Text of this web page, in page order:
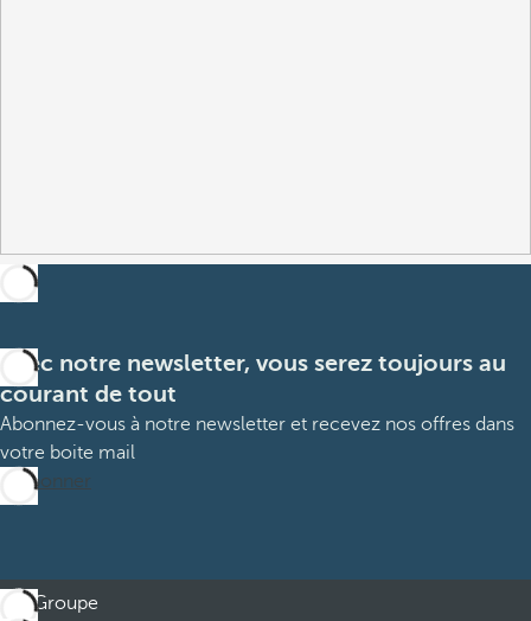
Avec notre newsletter, vous serez toujours au
courant de tout
Abonnez-vous à notre newsletter et recevez nos offres dans
votre boite mail
M’abonner
Groupe